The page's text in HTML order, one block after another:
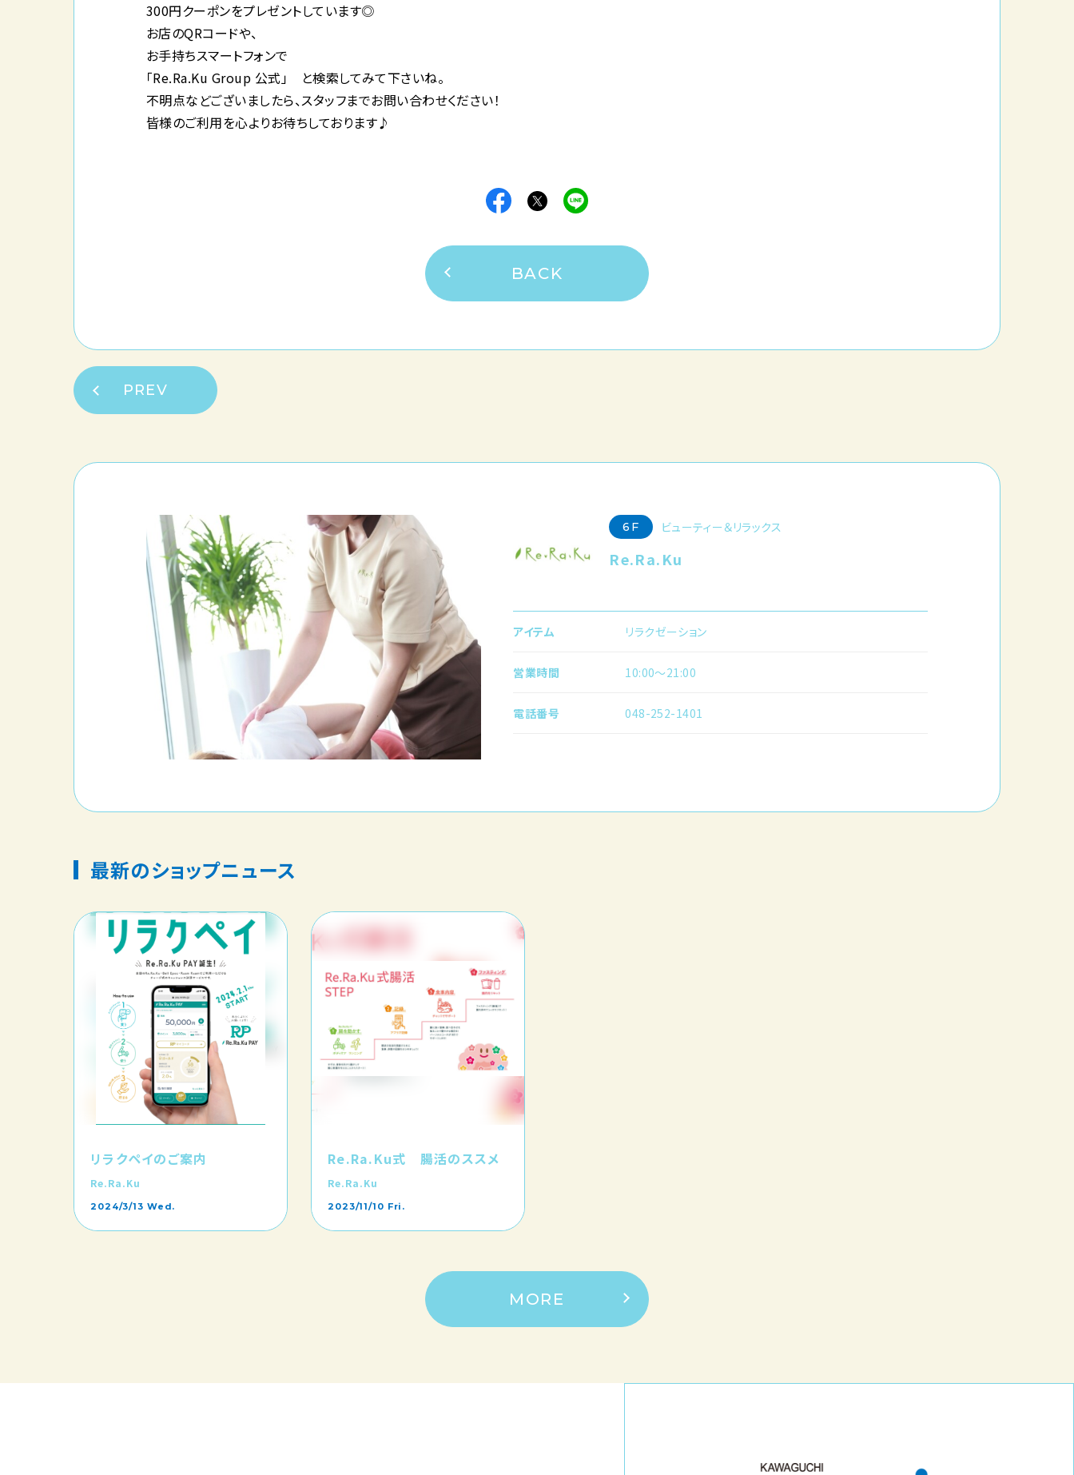
300円クーポンをプレゼントしています◎
お店のQRコードや、
お手持ちスマートフォンで
「Re.Ra.Ku Group 公式」 と検索してみて下さいね。
不明点などございましたら、スタッフまでお問い合わせください！
皆様のご利用を心よりお待ちしております♪
BACK
PREV
6F ビューティー＆リラックス
Re.Ra.Ku
アイテム リラクゼーション
営業時間 10:00〜21:00
電話番号 048-252-1401
最新のショップニュース
リラクペイのご案内
Re.Ra.Ku
2024/3/13 Wed.
Re.Ra.Ku式 腸活のススメ
Re.Ra.Ku
2023/11/10 Fri.
MORE